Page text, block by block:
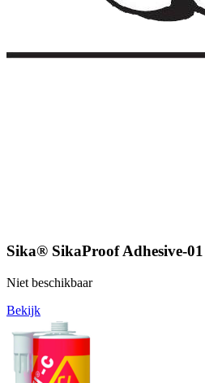
Sika® SikaProof Adhesive-01
Niet beschikbaar
Bekijk